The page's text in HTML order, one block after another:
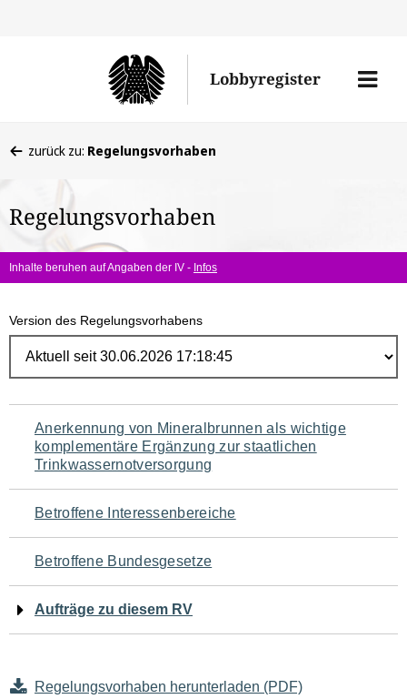
Lobbyregister
Menü
befinden
hier:
zurück zu: Regelungsvorhaben
Regelungsvorhaben
Inhalte beruhen auf Angaben der IV - Infos
Version des Regelungsvorhabens
Navigation
für
den
Seiteninhalt
Anerkennung von Mineralbrunnen als wichtige
komplementäre Ergänzung zur staatlichen
Trinkwassernotversorgung
Betroffene Interessenbereiche
Betroffene Bundesgesetze
Aufträge zu diesem RV
Regelungsvorhaben herunterladen (PDF)